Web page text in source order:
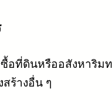
อที่ดินหรืออสังหาริม
ร้างอื่น ๆ